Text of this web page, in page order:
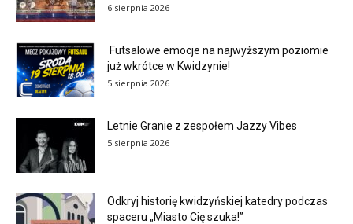
6 sierpnia 2026
Futsalowe emocje na najwyższym poziomie
już wkrótce w Kwidzynie!
5 sierpnia 2026
Letnie Granie z zespołem Jazzy Vibes
5 sierpnia 2026
Odkryj historię kwidzyńskiej katedry podczas
spaceru „Miasto Cię szuka!”